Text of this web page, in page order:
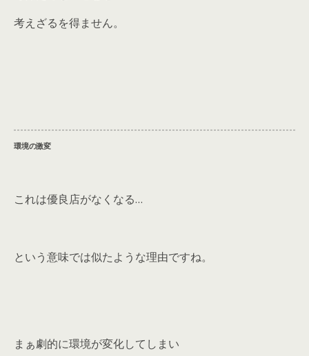
考えざるを得ません。
環境の激変
これは優良店がなくなる…
という意味では似たような理由ですね。
まぁ劇的に環境が変化してしまい